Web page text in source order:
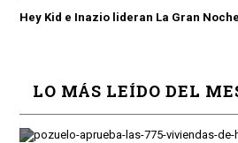
Hey Kid e Inazio lideran La Gran
LO MÁS LEÍDO DEL